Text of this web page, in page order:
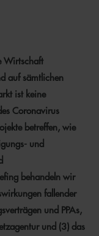
Wirtschaft
auf sämtlichen
ist keine
Coronavirus
betreffen, wie
und
behandeln wir
fallender
und PPAs,
und (3) das